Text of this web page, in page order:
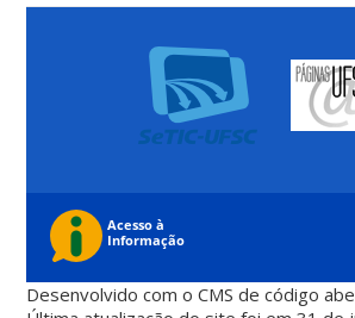
Desenvolvido com o CMS de código